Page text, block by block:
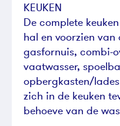
KEUKEN
De complete
hal en voorzien
gasfornuis, combi-
vaatwasser,
opbergkasten/
zich in de keuken
behoeve van de